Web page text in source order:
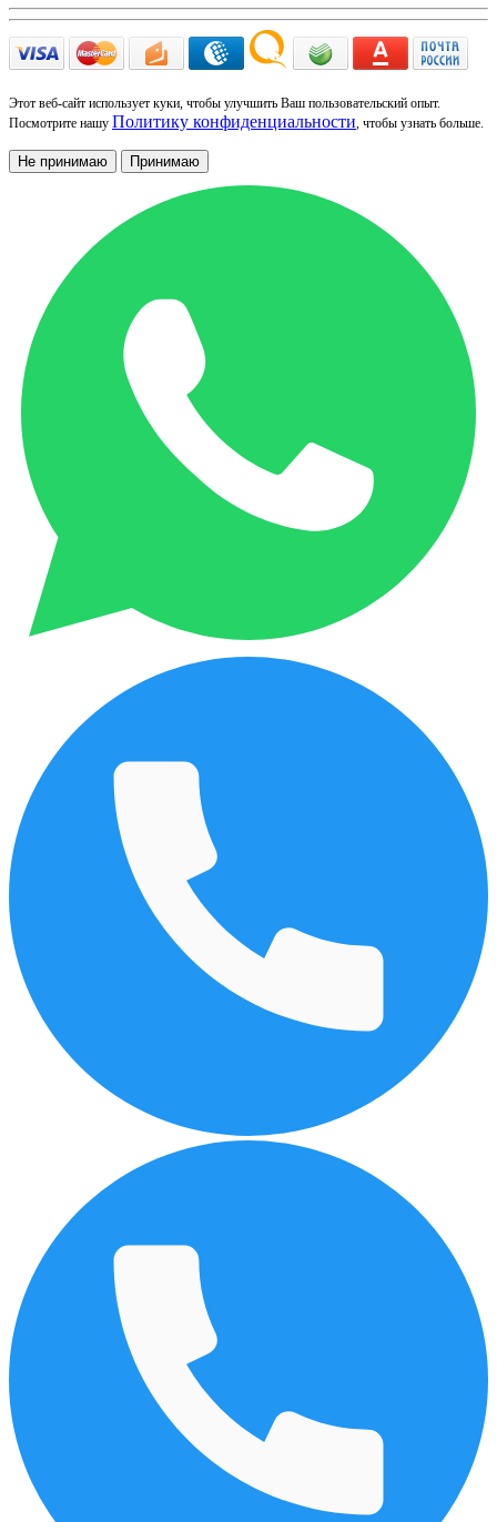
Этот веб-сайт использует куки, чтобы улучшить Ваш пользовательский опыт.
Посмотрите нашу Политику конфиденциальности, чтобы узнать больше.
Не принимаю Принимаю